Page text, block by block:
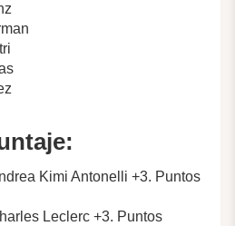
Kimi Antonelli +3. Puntos
Leclerc +3. Puntos